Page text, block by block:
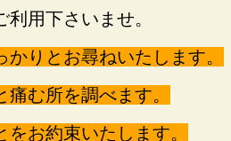
用下さいませ。
りとお尋ねいたします。
む所を調べます。
お約束いたします。